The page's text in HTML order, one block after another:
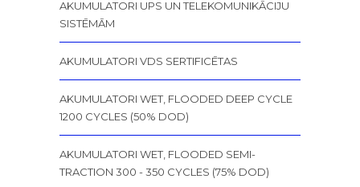
AKUMULATORI UPS UN TELEKOMUNIKĀCIJU
SISTĒMĀM
AKUMULATORI VDS SERTIFICĒTAS
AKUMULATORI WET, FLOODED DEEP CYCLE
1200 CYCLES (50% DOD)
AKUMULATORI WET, FLOODED SEMI-
TRACTION 300 - 350 CYCLES (75% DOD)